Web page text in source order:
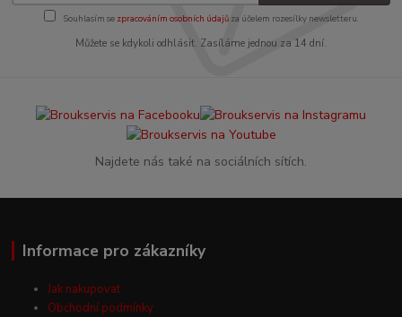
Souhlasím se zpracováním osobních údajůza účelem rozesílky newsletteru.
Můžete se kdykoli odhlásit. Zasíláme jednou za 14 dní.
Najdete nás také na sociálních sítích.
Informace pro zákazníky
Jak nakupovat
Obchodní podmínky